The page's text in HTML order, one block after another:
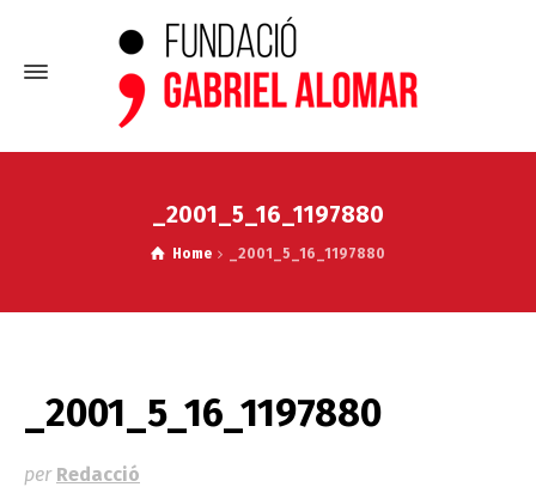
_2001_5_16_1197880
Home _2001_5_16_1197880
_2001_5_16_1197880
per Redacció